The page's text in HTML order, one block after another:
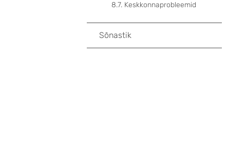
8.7. Keskkonnaprobleemid
Sõnastik